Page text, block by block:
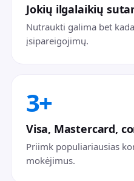
Jokių ilgalaikių
Nutraukti galima bet
įsipareigojimų.
3+
Visa, Mastercard,
Priimk populiariausias
mokėjimus.